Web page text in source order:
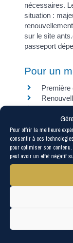
Pour offrir la meilleure
consentir à ces
pour optimiser son
peut avoir un effet négatif
nécessaires.
situation :
sur le site
passeport
Pour un
Première
Pour un
Première